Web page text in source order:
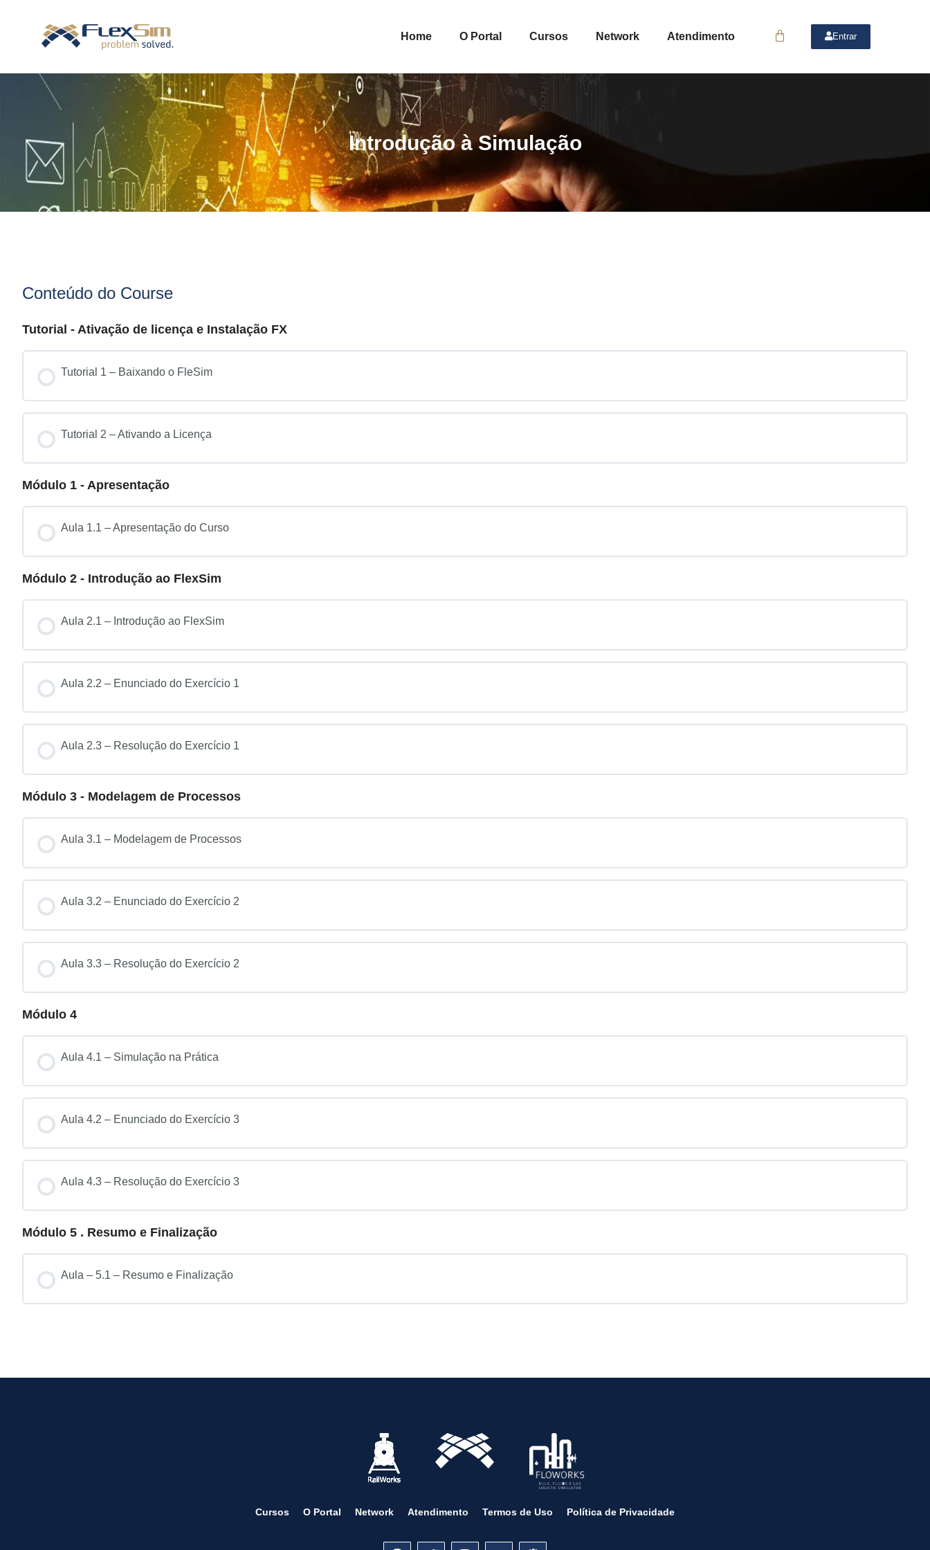
Home O Portal Cursos Network Atendimento Entrar
Introdução à Simulação
Conteúdo do Course
Tutorial - Ativação de licença e Instalação FX
Tutorial 1 – Baixando o FleSim
Tutorial 2 – Ativando a Licença
Módulo 1 - Apresentação
Aula 1.1 – Apresentação do Curso
Módulo 2 - Introdução ao FlexSim
Aula 2.1 – Introdução ao FlexSim
Aula 2.2 – Enunciado do Exercício 1
Aula 2.3 – Resolução do Exercício 1
Módulo 3 - Modelagem de Processos
Aula 3.1 – Modelagem de Processos
Aula 3.2 – Enunciado do Exercício 2
Aula 3.3 – Resolução do Exercício 2
Módulo 4
Aula 4.1 – Simulação na Prática
Aula 4.2 – Enunciado do Exercício 3
Aula 4.3 – Resolução do Exercício 3
Módulo 5 . Resumo e Finalização
Aula – 5.1 – Resumo e Finalização
Cursos O Portal Network Atendimento Termos de Uso Política de Privacidade